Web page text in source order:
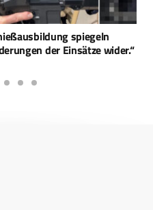
spiegeln
der Einsätze wider.“